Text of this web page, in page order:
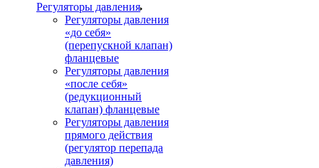
Регуляторы давления
Регуляторы давления
«до себя»
(перепускной клапан)
фланцевые
Регуляторы давления
«после себя»
(редукционный
клапан) фланцевые
Регуляторы давления
прямого действия
(регулятор перепада
давления)